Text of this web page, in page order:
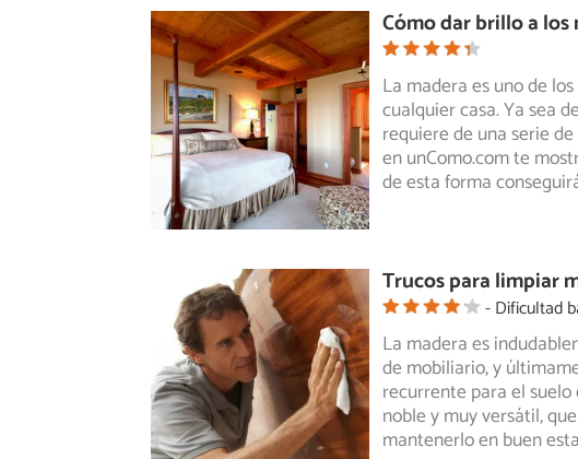
Cómo dar brillo a los
La madera es uno de
cualquier casa. Ya sea
requiere de una serie
en unComo.com te
de esta forma
Trucos para limpiar
Dificultad
La madera es
de mobiliario, y
recurrente para el
noble y muy versátil,
mantenerlo en buen